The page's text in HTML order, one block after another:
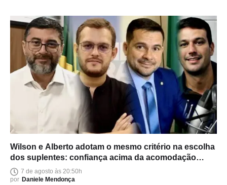
Wilson e Alberto adotam o mesmo critério na escolha
dos suplentes: confiança acima da acomodação
política
7 de agosto às 20:50h
por Daniele Mendonça